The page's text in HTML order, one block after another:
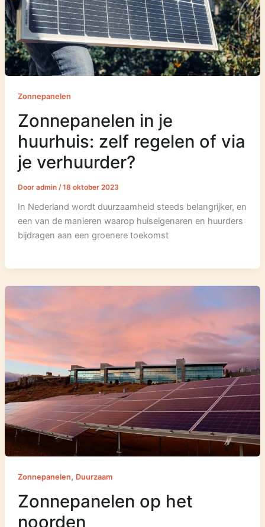
Zonnepanelen
Zonnepanelen in je
huurhuis: zelf regelen of via
je verhuurder?
Door admin /18 oktober 2023
In Nederland wordt duurzaamheid steeds belangrijker, en
een van de manieren waarop huiseigenaren en huurders
bijdragen aan een groenere toekomst
Zonnepanelen, Duurzaam
Zonnepanelen op het
noorden